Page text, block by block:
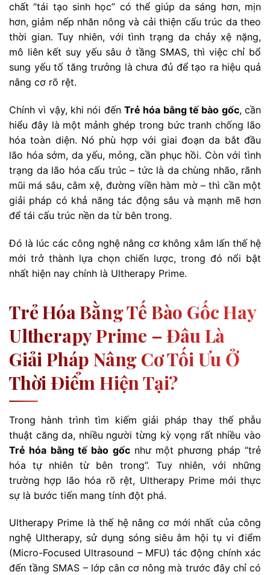
chất “tái tạo sinh học” có thể giúp da sáng hơn, mịn
hơn, giảm nếp nhăn nông và cải thiện cấu trúc da theo
thời gian. Tuy nhiên, với tình trạng da chảy xệ nặng,
mô liên kết suy yếu sâu ở tầng SMAS, thì việc chỉ bổ
sung yếu tố tăng trưởng là chưa đủ để tạo ra hiệu quả
nâng cơ rõ rệt.
Chính vì vậy, khi nói đến Trẻ hóa bằng tế bào gốc, cần
hiểu đây là một mảnh ghép trong bức tranh chống lão
hóa toàn diện. Nó phù hợp với giai đoạn da bắt đầu
lão hóa sớm, da yếu, mỏng, cần phục hồi. Còn với tình
trạng da lão hóa cấu trúc – tức là da chùng nhão, rãnh
mũi má sâu, cằm xệ, đường viền hàm mờ – thì cần một
giải pháp có khả năng tác động sâu và mạnh mẽ hơn
để tái cấu trúc nền da từ bên trong.
Đó là lúc các công nghệ nâng cơ không xâm lấn thế hệ
mới trở thành lựa chọn chiến lược, trong đó nổi bật
nhất hiện nay chính là Ultherapy Prime.
Trẻ Hóa Bằng Tế Bào Gốc Hay
Ultherapy Prime – Đâu Là
Giải Pháp Nâng Cơ Tối Ưu Ở
Thời Điểm Hiện Tại?
Trong hành trình tìm kiếm giải pháp thay thế phẫu
thuật căng da, nhiều người từng kỳ vọng rất nhiều vào
Trẻ hóa bằng tế bào gốcnhư một phương pháp “trẻ
hóa tự nhiên từ bên trong”. Tuy nhiên, với những
trường hợp lão hóa rõ rệt, Ultherapy Prime mới thực
sự là bước tiến mang tính đột phá.
Ultherapy Prime là thế hệ nâng cơ mới nhất của công
nghệ Ultherapy, sử dụng sóng siêu âm hội tụ vi điểm
(Micro-Focused Ultrasound – MFU) tác động chính xác
đến tầng SMAS – lớp cân cơ nông mà trước đây chỉ có